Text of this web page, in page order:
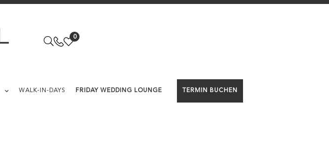
0
WALK-IN-DAYS FRIDAY WEDDING LOUNGE TERMIN BUCHEN